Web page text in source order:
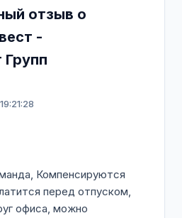
отзыв о
-
Компенсируются
перед отпуском,
офиса, можно